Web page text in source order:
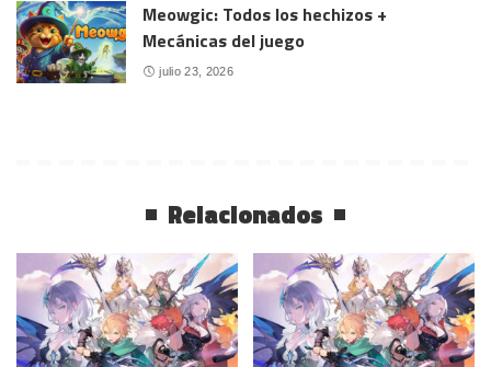
Meowgic: Todos los hechizos +
Mecánicas del juego
julio 23, 2026
Relacionados